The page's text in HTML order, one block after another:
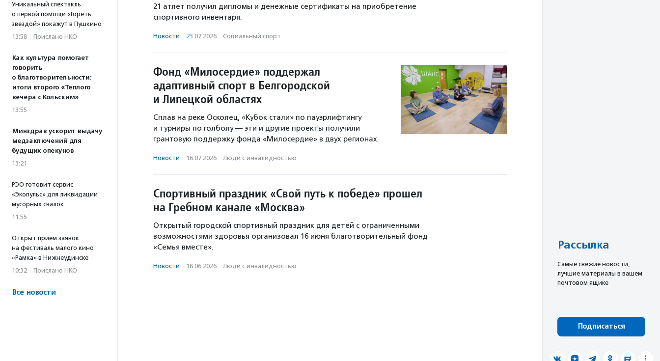
Уникальный спектакль
о первой помощи «Гореть
звездой» покажут в Пушкино
13:58 · Прислано НКО
Как культура помогает
говорить
о благотворительности:
итоги второго «Теплого
вечера с Кольским»
13:55
Минздрав ускорит выдачу
медзаключений для
будущих опекунов
13:21
РЭО готовит сервис
«Экопульс» для ликвидации
мусорных свалок
11:55
Открыт прием заявок
на фестиваль малого кино
«Рамка» в Нижнеудинске
10:32 · Прислано НКО
Все новости
21 атлет получил дипломы и денежные сертификаты на приобретение
спортивного инвентаря.
Новости · 23.07.2026 · Социальный спорт
Фонд «Милосердие» поддержал
адаптивный спорт в Белгородской
и Липецкой областях
Сплав на реке Осколец, «Кубок стали» по пауэрлифтингу
и турниры по голболу — эти и другие проекты получили
грантовую поддержку фонда «Милосердие» в двух регионах.
Новости · 16.07.2026 · Люди с инвалидностью
Спортивный праздник «Свой путь к победе» прошел
на Гребном канале «Москва»
Открытый городской спортивный праздник для детей с ограниченными
возможностями здоровья организовал 16 июня благотворительный фонд
«Семья вместе».
Новости · 18.06.2026 · Люди с инвалидностью
Рассылка
Cамые свежие новости,
лучшие материалы в вашем
почтовом ящике
Подписаться